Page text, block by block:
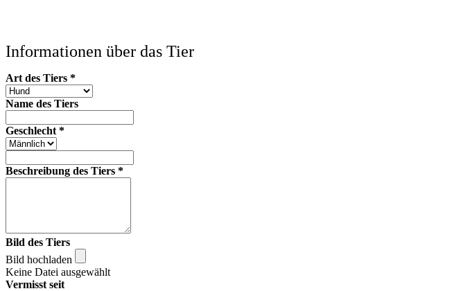
Informationen über das Tier
Art des Tiers *
Name des Tiers
Geschlecht *
Beschreibung des Tiers *
Bild des Tiers
Bild hochladen
Keine Datei ausgewählt
Vermisst seit